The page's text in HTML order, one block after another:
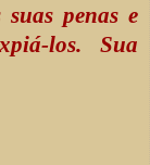
penas e
los. Sua